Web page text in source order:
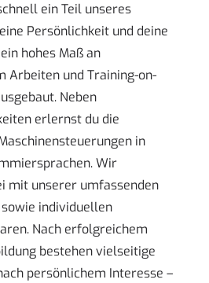
ein Teil unseres
Persönlichkeit und deine
hohes Maß an
Arbeiten und Training-on-
Neben
erlernst du die
in
Wir
mit unserer umfassenden
individuellen
Nach erfolgreichem
bestehen vielseitige
persönlichem Interesse –